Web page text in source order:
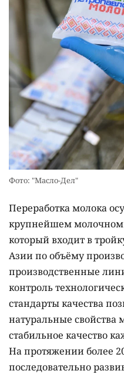
Фото: "Масло-Дел"
Переработка молока
крупнейшем молочном
который входит в
Азии по объёму
производственные
контроль
стандарты качества
натуральные свойства
стабильное качество
На протяжении более
последовательно